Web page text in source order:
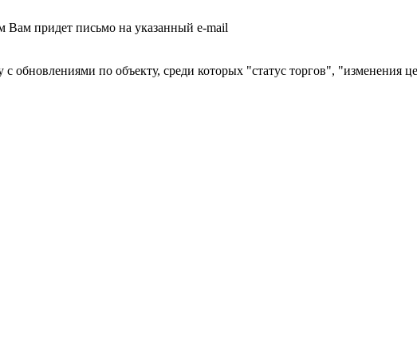
придет письмо на указанный e-mail
обновлениями по объекту, среди которых "статус торгов", "изменения